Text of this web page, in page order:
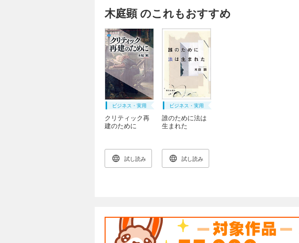
木庭顕 のこれもおすすめ
ビジネス・実用
クリティック再
建のために
試し読み
ビジネス・実用
誰のために法は
生まれた
試し読み